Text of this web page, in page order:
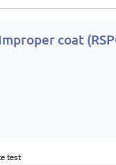
coat
test